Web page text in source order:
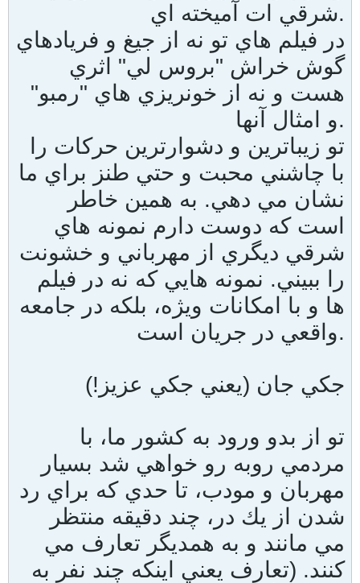
شرقي ات آميخته اي.
در فيلم هاي تو نه از جيغ و فريادهاي
گوش خراش "بروس لي" اثري
هست و نه از خونريزي هاي "رمبو"
و امثال آنها.
تو زيباترين و دشوارترين حركات را
با چاشني محبت و حتي طنز براي ما
نشان مي دهي. به همين خاطر
است كه دوست دارم نمونه هاي
شرقي ديگري از مهرباني و خشونت
را ببيني. نمونه هايي كه نه در فيلم
ها و با امكانات ويژه، بلكه در جامعه
واقعي در جريان است.
جكي جان (يعني جكي عزيز!)
تو از بدو ورود به كشور ما، با
مردمي روبه رو خواهي شد بسيار
مهربان و مودب، تا حدي كه براي رد
شدن از يك در، چند دقيقه منتظر
مي مانند و به همديگر تعارف مي
كنند. (تعارف يعني اينكه چند نفر به